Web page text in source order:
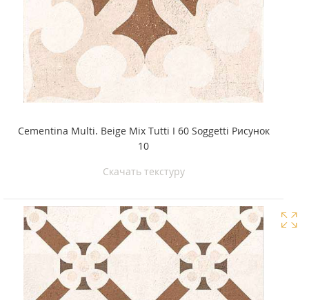
Cementina Multi. Beige Mix Tutti I 60 Soggetti Рисунок
10
Скачать текстуру